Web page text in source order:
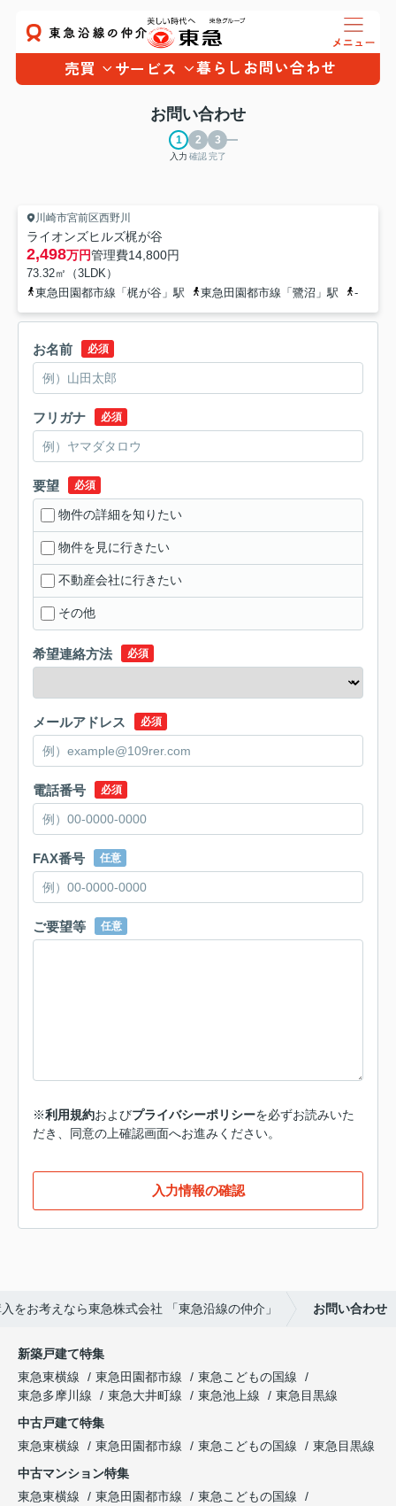
売買 サービス 暮らし お問い合わせ
お問い合わせ
入力 確認完了
川崎市宮前区西野川
ライオンズヒルズ梶が谷
2,498万円管理費14,800円
73.32㎡（3LDK）
東急田園都市線「梶が谷」駅
東急田園都市線「鷺沼」駅 -
お名前 必須
フリガナ 必須
要望 必須
物件の詳細を知りたい
物件を見に行きたい
不動産会社に行きたい
その他
希望連絡方法 必須
メールアドレス 必須
電話番号 必須
FAX番号 任意
ご要望等 任意
※利用規約およびプライバシーポリシーを必ずお読みいた
だき、同意の上確認画面へお進みください。
入力情報の確認
をお考えなら東急株式会社 「東急沿線の仲介」 お問い合わせ
新築戸建て特集
東急東横線
東急田園都市線
東急こどもの国線
東急多摩川線
東急大井町線 東急池上線
東急目黒線
中古戸建て特集
東急東横線
東急田園都市線 東急こどもの国線
東急目黒線
中古マンション特集
東急東横線
東急田園都市線
東急こどもの国線